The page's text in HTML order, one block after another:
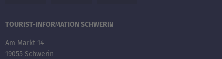
TOURIST-INFORMATION SCHWERIN
Am Markt 14
19055 Schwerin